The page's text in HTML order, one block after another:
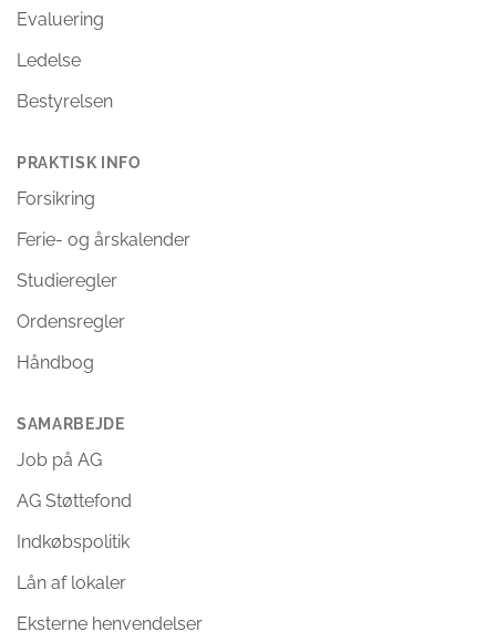
Evaluering
Ledelse
Bestyrelsen
PRAKTISK INFO
Forsikring
Ferie- og årskalender
Studieregler
Ordensregler
Håndbog
SAMARBEJDE
Job på AG
AG Støttefond
Indkøbspolitik
Lån af lokaler
Eksterne henvendelser